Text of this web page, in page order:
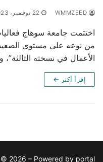
22 نوفمبر، 2023
اختتمت جامعة سوهاج
من نوعه على مستوى الصعيد
الأعمال في نسخته
إقرأ أكثر ←
2026 – Powered by portal .